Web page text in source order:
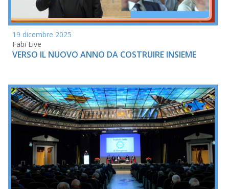
19 dicembre 2025
Fabi Live
VERSO IL NUOVO ANNO DA COSTRUIRE INSIEME